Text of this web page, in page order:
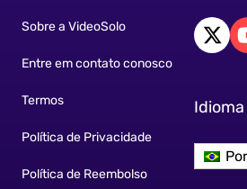
Sobre a VideoSolo
Entre em contato conosco
Termos
Política de Privacidade
Política de Reembolso
Idioma